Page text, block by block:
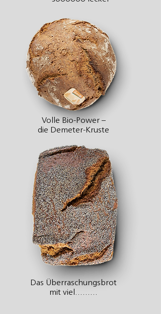
Volle Bio-Power –
die Demeter-Kruste
Das Überraschungsbrot
mit viel………